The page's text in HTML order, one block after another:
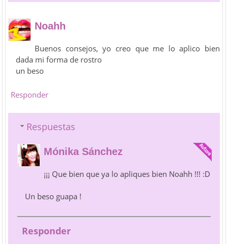
Noahh
Buenos consejos, yo creo que me lo aplico bien
dada mi forma de rostro
un beso
Responder
Respuestas
Mónika Sánchez
¡¡¡ Que bien que ya lo apliques bien Noahh !!! :D
Un beso guapa !
Responder